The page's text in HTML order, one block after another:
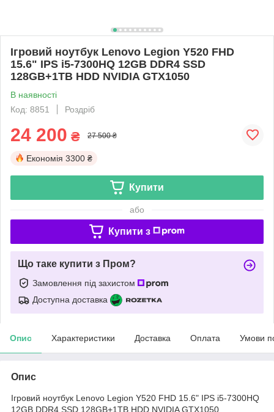
Ігровий ноутбук Lenovo Legion Y520 FHD
15.6" IPS i5-7300HQ 12GB DDR4 SSD
128GB+1TB HDD NVIDIA GTX1050
В наявності
Код: 8851
Роздріб
24 200 ₴ 27 500 ₴
Економія 3300 ₴
Купити
або
Купити з
Що таке купити з Пром?
Замовлення під захистом
Доступна доставка
Опис Характеристики Доставка Оплата Умови
Опис
Ігровий ноутбук Lenovo Legion Y520 FHD 15.6" IPS i5-7300HQ
12GB DDR4 SSD 128GB+1TB HDD NVIDIA GTX1050